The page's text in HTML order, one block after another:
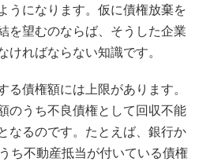
うになります。仮に債権放棄を
を望むのならば、そうした企業
ければならない知識です。
る債権額には上限があります。
のうち不良債権として回収不能
なるのです。たとえば、銀行か
ち不動産抵当が付いている債権